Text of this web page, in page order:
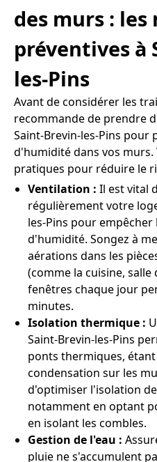
des murs :
préventives à
les-Pins
Avant de considérer les
recommande de prendre
Saint-Brevin-les-Pins pour
d'humidité dans vos
pratiques pour réduire le
Ventilation : Il est vital
régulièrement votre
les-Pins pour
d'humidité. Songez à
aérations dans les
(comme la cuisine,
fenêtres chaque jour
minutes.
Isolation thermique :
Saint-Brevin-les-Pins
ponts thermiques,
condensation sur les
d'optimiser l'isolation
notamment en optant
en isolant les combles.
Gestion de l'eau :
pluie ne s'accumulent